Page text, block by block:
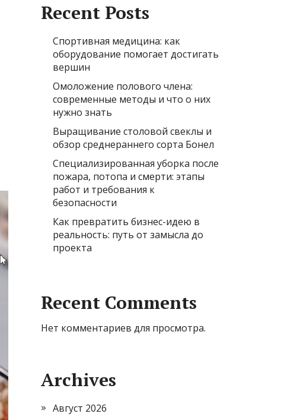
Recent Posts
Спортивная медицина: как
оборудование помогает достигать
вершин
Омоложение полового члена:
современные методы и что о них
нужно знать
Выращивание столовой свеклы и
обзор среднераннего сорта Бонел
Специализированная уборка после
пожара, потопа и смерти: этапы
работ и требования к
безопасности
Как превратить бизнес-идею в
реальность: путь от замысла до
проекта
Recent Comments
Нет комментариев для просмотра.
Archives
Август 2026